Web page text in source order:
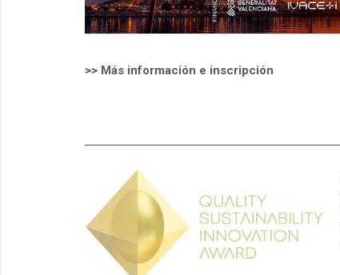
>> Más información e inscripción